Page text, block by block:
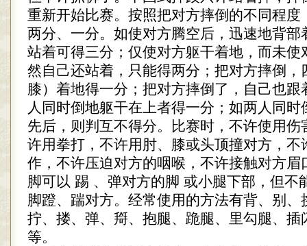
重新开始比赛。按照把对方摔倒的不同程度
两分、一分。如使对方腾空后，迅速地背部
站着可得三分；仅使对方躯干着地，而未使
然自己还站着，只能得两分；把对方摔倒，
膝）着地得一分；把对方摔倒了，自己也跟
人同时倒地躯干在上者得一分；如两人同时
先后，则判互不得分。比赛时，不许使用伤
许用拳打，不许用肘、膝或头顶撞对方，不
作，不许压迫对方的咽喉，不许接触对方眉
脚可以 踢 、弹对方的脚 或小腿下部，但不
脚蹬、踹对方。经常使用的方法有背、别、
拧、搂、弹、搿、抱腿、跪腿、里勾腿、插
等。